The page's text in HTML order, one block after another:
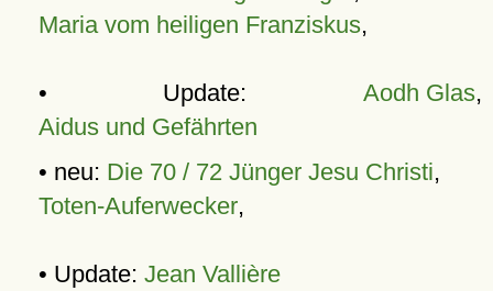
Maria vom heiligen Franziskus,
• Update: Aodh Glas,
Aidus und Gefährten
• neu: Die 70 / 72 Jünger Jesu Christi,
Toten-Auferwecker,
• Update: Jean Vallière